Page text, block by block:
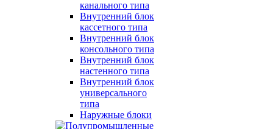
канального типа
Внутренний блок
кассетного типа
Внутренний блок
консольного типа
Внутренний блок
настенного типа
Внутренний блок
универсального
типа
Наружные блоки